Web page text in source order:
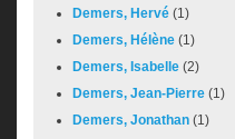
Demers, Hervé (1)
Demers, Hélène (1)
Demers, Isabelle (2)
Demers, Jean-Pierre (1)
Demers, Jonathan (1)